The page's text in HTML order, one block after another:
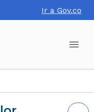
Ir a Gov.co